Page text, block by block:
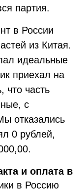
партия.
в России
из Китая.
идеальные
приехал на
что часть
с
отказались
0 рублей,
и оплата в
в Россию